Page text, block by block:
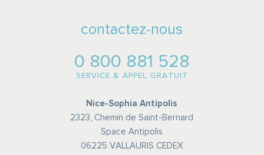
contactez-nous
0 800 881 528
SERVICE & APPEL GRATUIT
Nice-Sophia Antipolis
2323, Chemin de Saint-Bernard
Space Antipolis
06225 VALLAURIS CEDEX